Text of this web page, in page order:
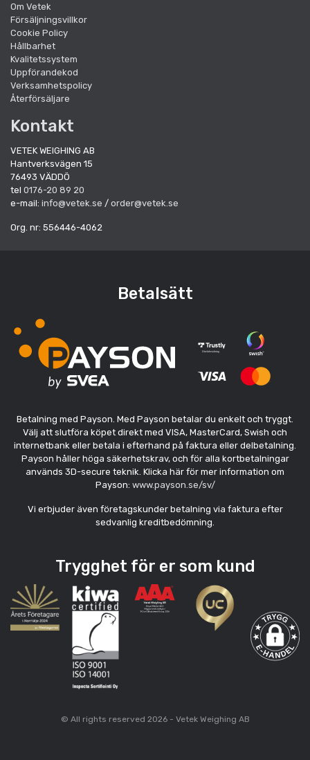
Om Vetek
Försäljningsvillkor
Cookie Policy
Hållbarhet
Kvalitetssystem
Uppförandekod
Verksamhetspolicy
Återförsäljare
Kontakt
VETEK WEIGHING AB
Hantverksvägen 15
76493 VÄDDÖ
tel 0176-20 89 20
e-mail: info@vetek.se / order@vetek.se
Org. nr: 556446-4062
Betalsätt
Betalning med Payson. Med Payson betalar du enkelt och tryggt.
Välj att slutföra köpet direkt med VISA, MasterCard, Swish och
internetbank eller betala i efterhand på faktura eller delbetalning.
Payson håller höga säkerhetskrav, och för alla kortbetalningar
används 3D-secure teknik. Klicka här för mer information om
Payson: www.payson.se/sv/
Vi erbjuder även företagskunder betalning via faktura efter
sedvanlig kreditbedömning.
Trygghet för er som kund
© All rights reserved 2026 - Vetek Weighing AB